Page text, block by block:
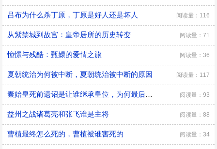
吕布为什么杀丁原，丁原是好人还是坏人 阅读量：116
从紫禁城到故宫：皇帝居所的历史转变 阅读量：71
憧憬与残酷：甄嬛的爱情之旅 阅读量：36
夏朝统治为何被中断，夏朝统治被中断的原因 阅读量：117
秦始皇死前遗诏是让谁继承皇位，为何最后是胡亥继位 阅读量：93
益州之战诸葛亮和张飞谁是主将 阅读量：88
曹植最终怎么死的，曹植被谁害死的 阅读量：34